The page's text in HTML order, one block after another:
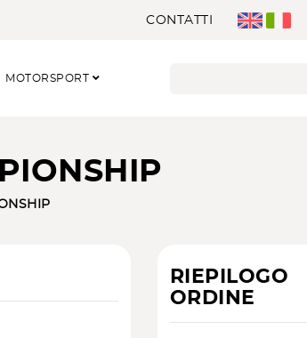
CONTATTI
MOTORSPORT
RIEPILOGO
ORDINE